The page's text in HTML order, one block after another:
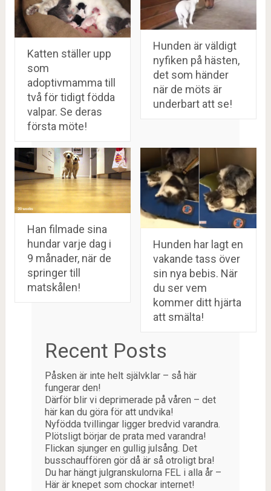
Katten ställer upp
som
adoptivmamma till
två för tidigt födda
valpar. Se deras
första möte!
Hunden är väldigt
nyfiken på hästen,
det som händer
när de möts är
underbart att se!
Han filmade sina
hundar varje dag i
9 månader, när de
springer till
matskålen!
Hunden har lagt en
vakande tass över
sin nya bebis. När
du ser vem
kommer ditt hjärta
att smälta!
Recent Posts
Påsken är inte helt självklar – så här
fungerar den!
Därför blir vi deprimerade på våren – det
här kan du göra för att undvika!
Nyfödda tvillingar ligger bredvid varandra.
Plötsligt börjar de prata med varandra!
Flickan sjunger en gullig julsång. Det
busschauffören gör då är så otroligt bra!
Du har hängt julgranskulorna FEL i alla år –
Här är knepet som chockar internet!